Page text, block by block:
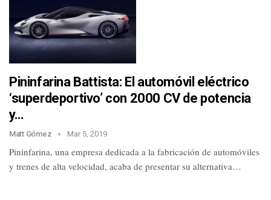
Pininfarina Battista: El automóvil eléctrico
‘superdeportivo’ con 2000 CV de potencia
y…
Matt Gómez Mar 5, 2019
Pininfarina, una empresa dedicada a la fabricación de automóviles
y trenes de alta velocidad, acaba de presentar su alternativa…